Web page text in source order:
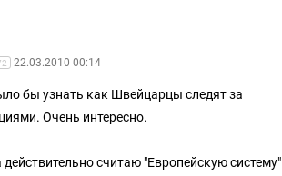
22.03.2010 00:14
бы узнать как Швейцарцы следят за
Очень интересно.
считаю "Европейскую